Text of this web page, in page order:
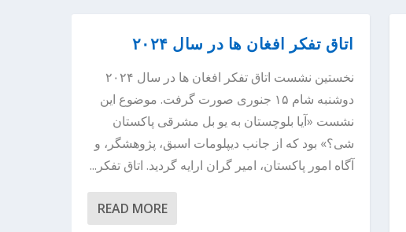
اتاق تفکر افغان ها در سال ۲۰۲۴
نخستین نشست اتاق تفکر افغان ها در سال ۲۰۲۴
دوشنبه شام ۱۵ جنوری صورت گرفت. موضوع این
نشست «آیا بلوچستان به یو بل مشرقی پاکستان
شی؟» بود که از جانب دیپلومات اسبق، پژوهشگر، و
آگاه امور پاکستان، امیر گران ارایه گردید. اتاق تفکر...
READ MORE